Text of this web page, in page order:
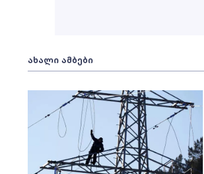
ახალი ამბები